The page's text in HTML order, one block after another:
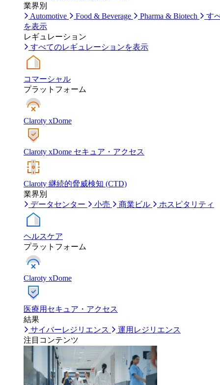
業界別
Automotive
Food & Beverage Pharma & Biotech
す
を表示
レギュレーション
すべてのレギュレーションを表示
コマーシャル
プラットフォーム
Claroty xDome
Claroty xDome セキュア・アクセス
Claroty 継続的脅威検知 (CTD)
業界別
データセンター
小売 商業ビル ホスピタリティ
ヘルスケア
プラットフォーム
Claroty xDome
医療用セキュア・アクセス
結果
サイバーレジリエンス
運用レジリエンス
注目コンテンツ